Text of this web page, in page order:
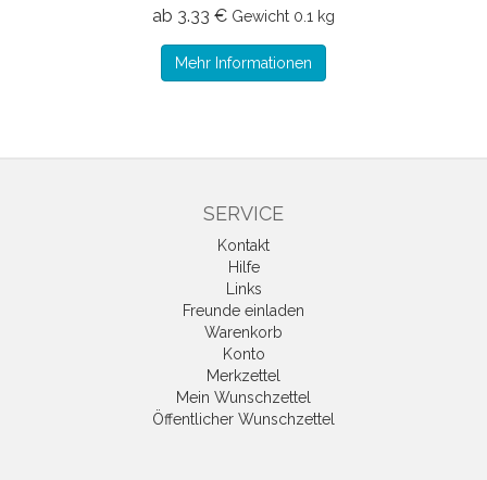
ab 3.33 € Gewicht 0.1 kg
Mehr Informationen
SERVICE
Kontakt
Hilfe
Links
Freunde einladen
Warenkorb
Konto
Merkzettel
Mein Wunschzettel
Öffentlicher Wunschzettel